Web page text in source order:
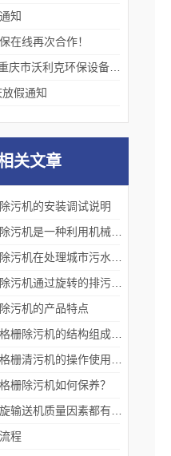
知
在线再次合作！
假通知
关文章
污机的安装调试说明
污机的产品特点
栅除污机如何保养？
程